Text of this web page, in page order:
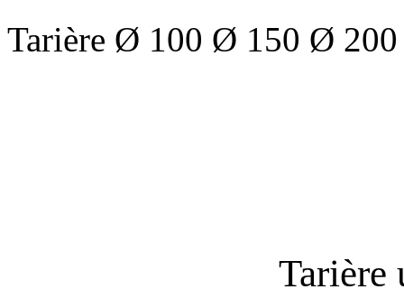
Tarière Ø 100 Ø 150 Ø 200
Tarière